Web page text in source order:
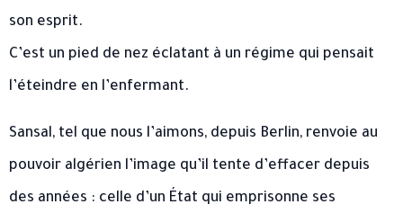
son esprit.
C’est un pied de nez éclatant à un régime qui pensait
l’éteindre en l’enfermant.
Sansal, tel que nous l’aimons, depuis Berlin, renvoie au
pouvoir algérien l’image qu’il tente d’effacer depuis
des années : celle d’un État qui emprisonne ses